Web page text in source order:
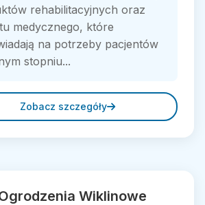
rehabilitacyjnych oraz
medycznego, które
na potrzeby pacjentów
stopniu...
Zobacz szczegóły
Wiklinowe